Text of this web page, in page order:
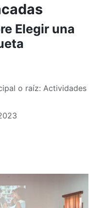
Elegir una
o raíz: Actividades